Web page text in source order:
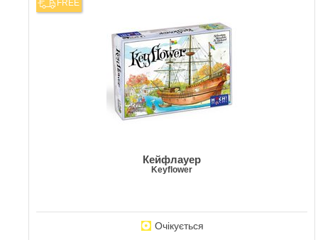
FREE
Кейфлауер
Keyflower
Очікується